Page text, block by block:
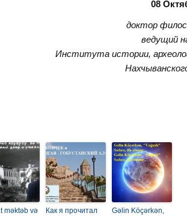
08
доктор
ведущий
Института истории,
məktəb və
Как я прочитал
Gəlin Köçərkən,